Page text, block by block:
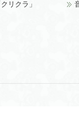
リクラ」